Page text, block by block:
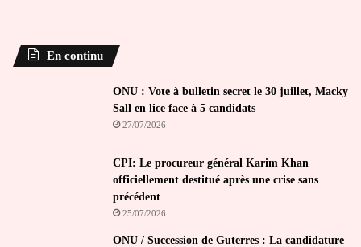
En continu
ONU : Vote à bulletin secret le 30 juillet, Macky
Sall en lice face à 5 candidats
27/07/2026
CPI: Le procureur général Karim Khan
officiellement destitué après une crise sans
précédent
25/07/2026
ONU / Succession de Guterres : La candidature